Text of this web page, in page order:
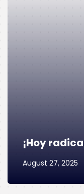
¡Hoy
August 27, 2025